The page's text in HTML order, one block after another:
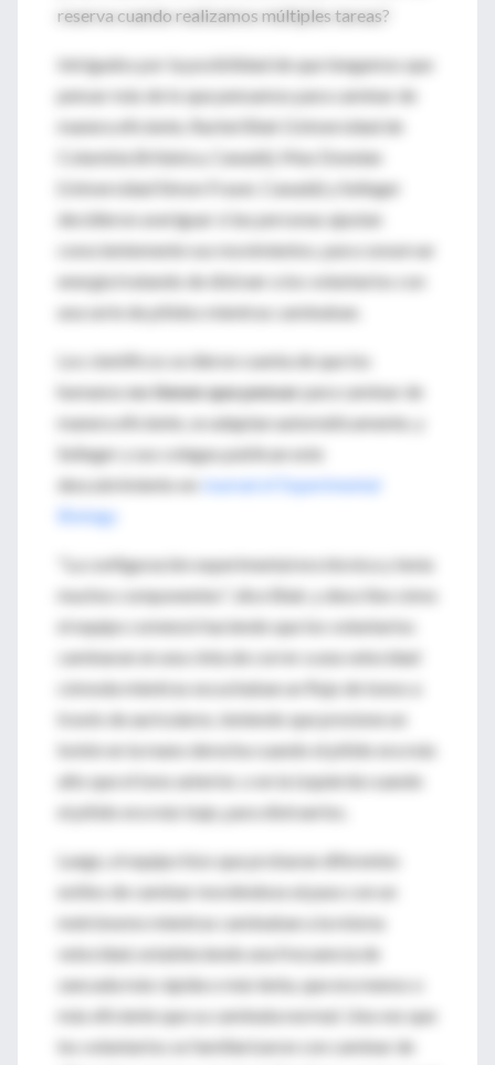
reserva cuando realizamos múltiples tareas?
Intrigados por la posibilidad de que tengamos que
pensar más de lo que pensamos para caminar de
manera eficiente, Rachel Blair (Universidad de
Columbia Británica, Canadá), Max Donelan
(Universidad Simon Fraser, Canadá) y Selinger
decidieron averiguar si las personas ajustan
conscientemente sus movimientos. para conservar
energía tratando de distraer a los voluntarios con
una serie de pitidos mientras caminaban.
Los científicos se dieron cuenta de que los
humanosno tienen que pensarpara caminar de
manera eficiente, se adaptan automáticamente, y
Selinger y sus colegas publican este
descubrimiento en
Journal of Experimental
Biology
"La configuración experimental era técnica y tenía
muchos componentes'', dice Blair, y describe cómo
el equipo comenzó haciendo que los voluntarios
caminaran en una cinta de correr a una velocidad
cómoda mientras escuchaban un flujo de tonos a
través de auriculares, teniendo que presione un
botón en la mano derecha cuando el pitido era más
alto que el tono anterior, o en la izquierda cuando
el pitido era más bajo, para distraerlos.
Luego, el equipo hizo que probaran diferentes
estilos de caminar moviéndose al paso con un
metrónomo mientras caminaban a la misma
velocidad, estableciendo una frecuencia de
zancada más rápida o más lenta, que era menos o
más eficiente que su caminata normal. Una vez que
los voluntarios se familiarizaron con caminar de